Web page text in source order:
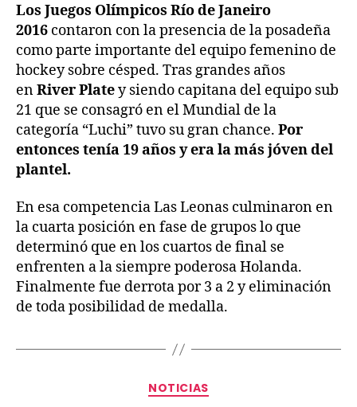
Los Juegos Olímpicos Río de Janeiro
2016 contaron con la presencia de la posadeña
como parte importante del equipo femenino de
hockey sobre césped. Tras grandes años
enRiver Platey siendo capitana del equipo sub
21 que se consagró en el Mundial de la
categoría “Luchi” tuvo su gran chance. Por
entonces tenía 19 años y era la más jóven del
plantel.
En esa competencia Las Leonas culminaron en
la cuarta posición en fase de grupos lo que
determinó que en los cuartos de final se
enfrenten a la siempre poderosa Holanda.
Finalmente fue derrota por 3 a 2 y eliminación
de toda posibilidad de medalla.
NOTICIAS